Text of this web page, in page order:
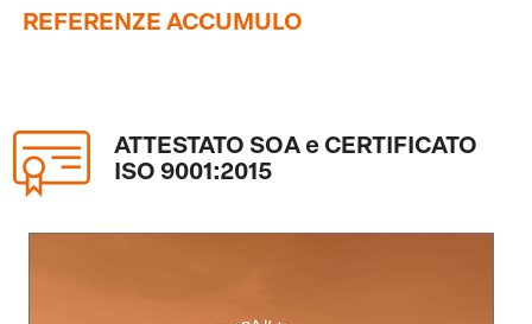
REFERENZE ACCUMULO
ATTESTATO SOA e CERTIFICATO
ISO 9001:2015